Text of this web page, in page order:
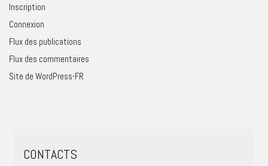
Inscription
Connexion
Flux des publications
Flux des commentaires
Site de WordPress-FR
CONTACTS